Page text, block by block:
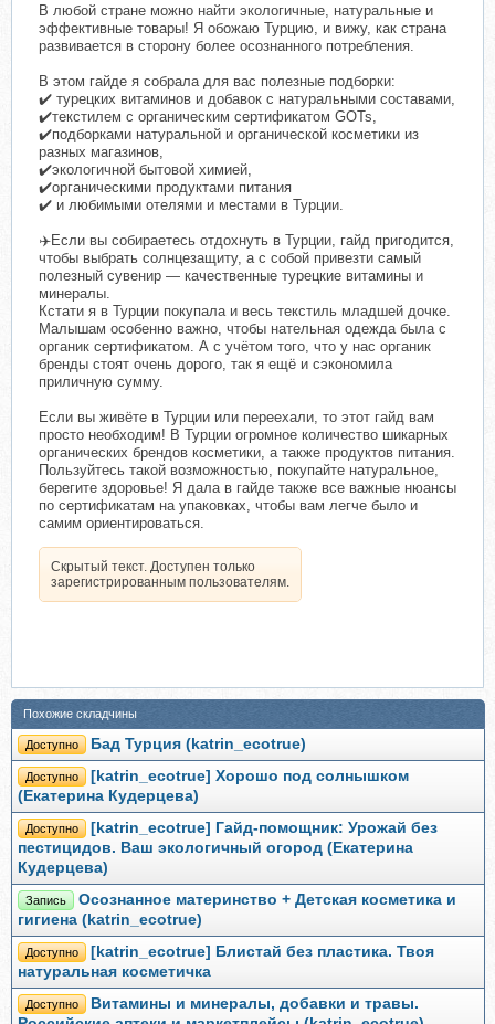
В любой стране можно найти экологичные, натуральные и
эффективные товары! ‌Я обожаю Турцию, и вижу, как страна
развивается в сторону более осознанного потребления.
‌В этом гайде я собрала для вас полезные подборки:
✔️‌ турецких витаминов и добавок с натуральными составами,
✔️‌текстилем с органическим сертификатом GOTs,
‌✔️подборками натуральной и органической косметики из
разных магазинов,
‌✔️экологичной бытовой химией,
‌✔️органическими продуктами питания
‌✔️ и любимыми отелями и местами в Турции.
‌‌✈️Если вы собираетесь отдохнуть в Турции, гайд пригодится,
чтобы выбрать солнцезащиту, а с собой привезти самый
полезный сувенир — качественные турецкие витамины и
минералы.
‌Кстати я в Турции покупала и весь текстиль младшей дочке.
Малышам особенно важно, чтобы нательная одежда была с
органик сертификатом. А с учётом того, что у нас органик
бренды стоят очень дорого, так я ещё и сэкономила
приличную сумму.
‌‌Если вы живёте в Турции или переехали, то этот гайд вам
просто необходим! ‌В Турции огромное количество шикарных
органических брендов косметики, а также продуктов питания.
Пользуйтесь такой возможностью, покупайте натуральное,
берегите здоровье! Я дала в гайде также все важные нюансы
по сертификатам на упаковках, чтобы вам легче было и
самим ориентироваться.
Скрытый текст. Доступен только
зарегистрированным пользователям.
Похожие складчины
Доступно Бад Турция (katrin_ecotrue)
Доступно
[katrin_ecotrue] Хорошо под солнышком
(Екатерина Кудерцева)
Доступно
[katrin_ecotrue] Гайд-помощник: Урожай без
пестицидов. Ваш экологичный огород (Екатерина
Кудерцева)
Запись
Осознанное материнство + Детская косметика и
гигиена (katrin_ecotrue)
Доступно
[katrin_ecotrue] Блистай без пластика. Твоя
натуральная косметичка
Доступно
Витамины и минералы, добавки и травы.